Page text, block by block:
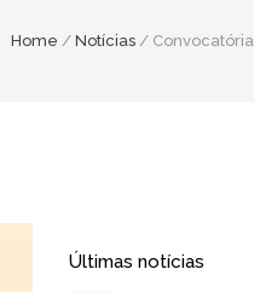
Home / Notícias /
Últimas notícias